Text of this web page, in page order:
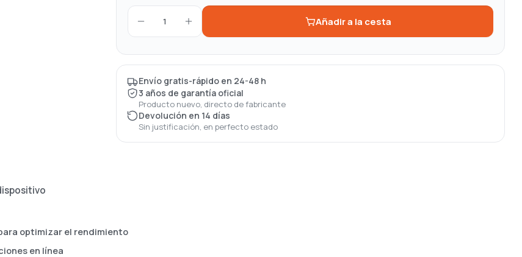
1 Añadir a la cesta
Envío gratis-rápido en 24-48 h
3 años de garantía oficial
Producto nuevo, directo de fabricante
Devolución en 14 días
Sin justificación, en perfecto estado
optimizar el rendimiento
en línea